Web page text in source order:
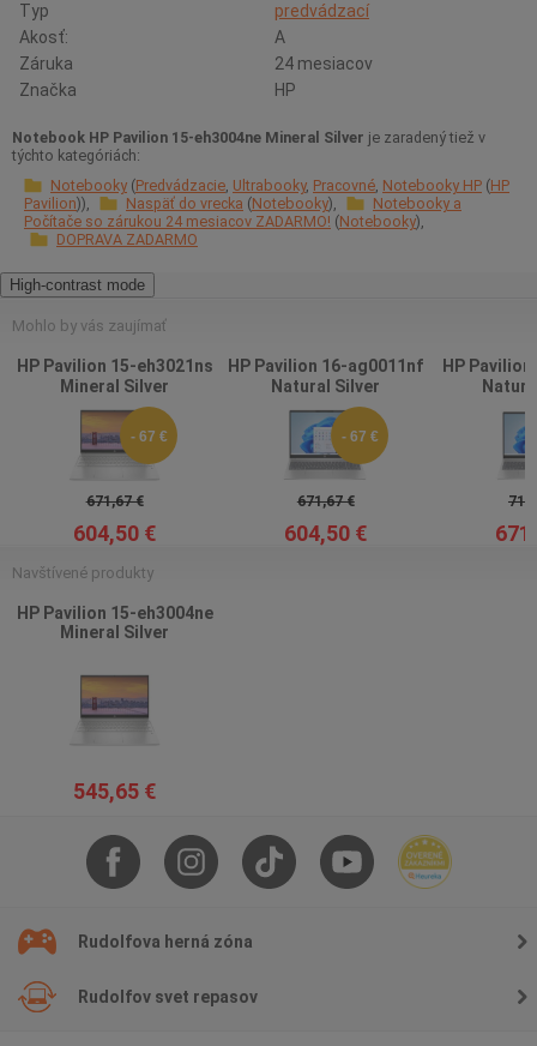
Typ
predvádzací
Akosť:
A
Záruka
24 mesiacov
Značka
HP
Notebook HP Pavilion 15-eh3004ne Mineral Silver je zaradený tiež v
týchto kategóriách:
Notebooky Predvádzacie Ultrabooky Pracovné Notebooky HP HP
Pavilion
Naspäť do vrecka Notebooky
Notebooky a
Počítače so zárukou 24 mesiacov ZADARMO! Notebooky
DOPRAVA ZADARMO
High-contrast mode
Mohlo by vás zaujímať
HP Pavilion 15-eh3021ns
Mineral Silver
- 67 €
671,67 €
604,50 €
HP Pavilion 16-ag0011nf
Natural Silver
- 67 €
671,67 €
604,50 €
HP
Navštívené produkty
HP Pavilion 15-eh3004ne
Mineral Silver
545,65 €
Rudolfova herná zóna
Rudolfov svet repasov